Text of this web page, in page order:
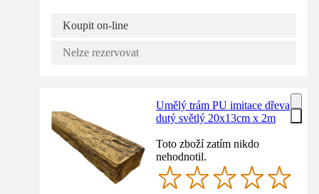
Koupit on-line
Nelze rezervovat
Umělý trám PU imitace dřeva
dutý světlý 20x13cm x 2m
Toto zboží zatím nikdo
nehodnotil.